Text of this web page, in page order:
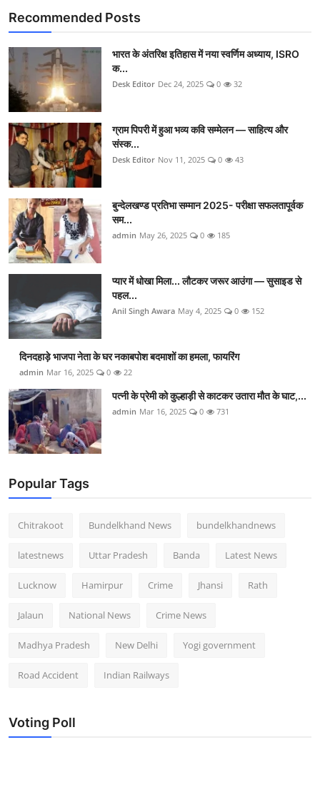
Recommended Posts
भारत के अंतरिक्ष इतिहास में नया स्वर्णिम अध्याय, ISRO
क...
Desk Editor Dec 24, 2025 0 32
ग्राम पिपरी में हुआ भव्य कवि सम्मेलन — साहित्य और
संस्क...
Desk Editor Nov 11, 2025 0 43
बुन्देलखण्ड प्रतिभा सम्मान 2025- परीक्षा सफलतापूर्वक
सम...
admin May 26, 2025 0 185
प्यार में धोखा मिला... लौटकर जरूर आउंगा — सुसाइड से
पहल...
Anil Singh Awara May 4, 2025 0 152
दिनदहाड़े भाजपा नेता के घर नकाबपोश बदमाशों का हमला, फायरिंग
admin Mar 16, 2025 0 22
पत्नी के प्रेमी को कुल्हाड़ी से काटकर उतारा मौत के घाट,...
admin Mar 16, 2025 0 731
Popular Tags
Chitrakoot Bundelkhand News bundelkhandnews
latestnews Uttar Pradesh Banda Latest News
Lucknow Hamirpur Crime Jhansi Rath
Jalaun National News Crime News
Madhya Pradesh New Delhi Yogi government
Road Accident Indian Railways
Voting Poll